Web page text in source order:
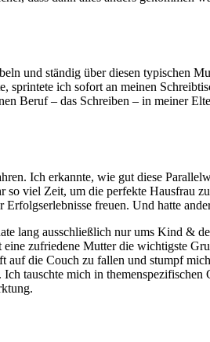
und ständig über diesen typischen
ich sofort an meinen
Beruf – das Schreiben – in meiner
Ich erkannte, wie gut diese
viel Zeit, um die perfekte Hausfrau
freuen. Und hatte
lang ausschließlich nur ums Kind &
zufriedene Mutter die wichtigste
die Couch zu fallen und stumpf
tauschte mich in themenspezifischen